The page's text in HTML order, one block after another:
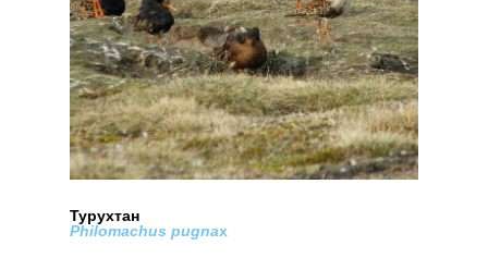
Турухтан
Philomachus pugnax